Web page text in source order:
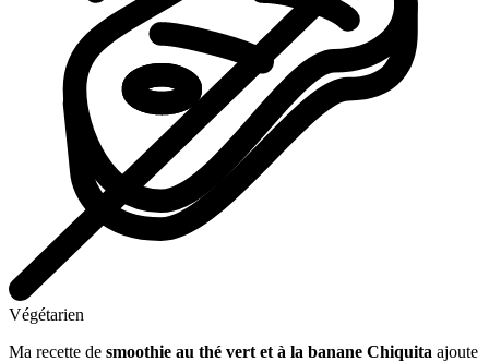
Végétarien
Ma recette de smoothie au thé vert et à la banane Chiquita ajoute